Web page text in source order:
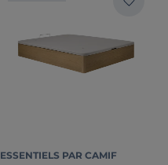
ESSENTIELS PAR CAMIF